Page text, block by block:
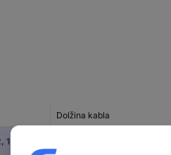
Dolžina kabla